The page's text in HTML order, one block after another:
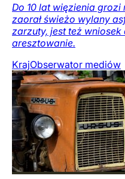
Do 10 lat więzienia
zaorał świeżo wylany
zarzuty, jest też
aresztowanie.
KrajObserwator mediów